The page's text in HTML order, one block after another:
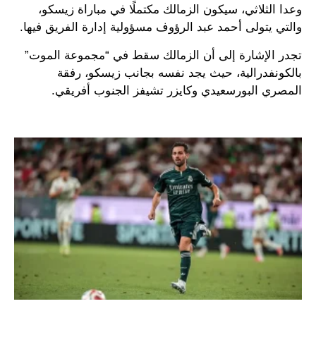
وعدا الثلاثي، سيكون الزمالك مكتملًا في مباراة زيسكو،
والتي يتولى أحمد عبد الرؤوف مسؤولية إدارة الفريق فيها.
تجدر الإشارة إلى أن الزمالك سقط في “مجموعة الموت”
بالكونفدرالية، حيث يجد نفسه بجانب زيسكو، رفقة
المصري البورسعيدي وكايزر تشيفز الجنوب أفريقي.